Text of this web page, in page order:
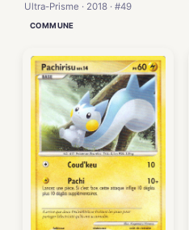
Ultra-Prisme · 2018 · #49
COMMUNE